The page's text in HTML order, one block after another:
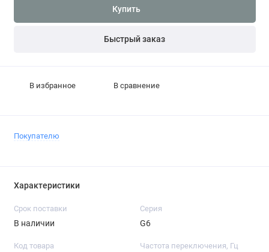
Купить
Быстрый заказ
В избранное В сравнение
Покупателю
Характеристики
Срок поставки
В наличии
Серия
G6
Код товара Частота переключения, Гц